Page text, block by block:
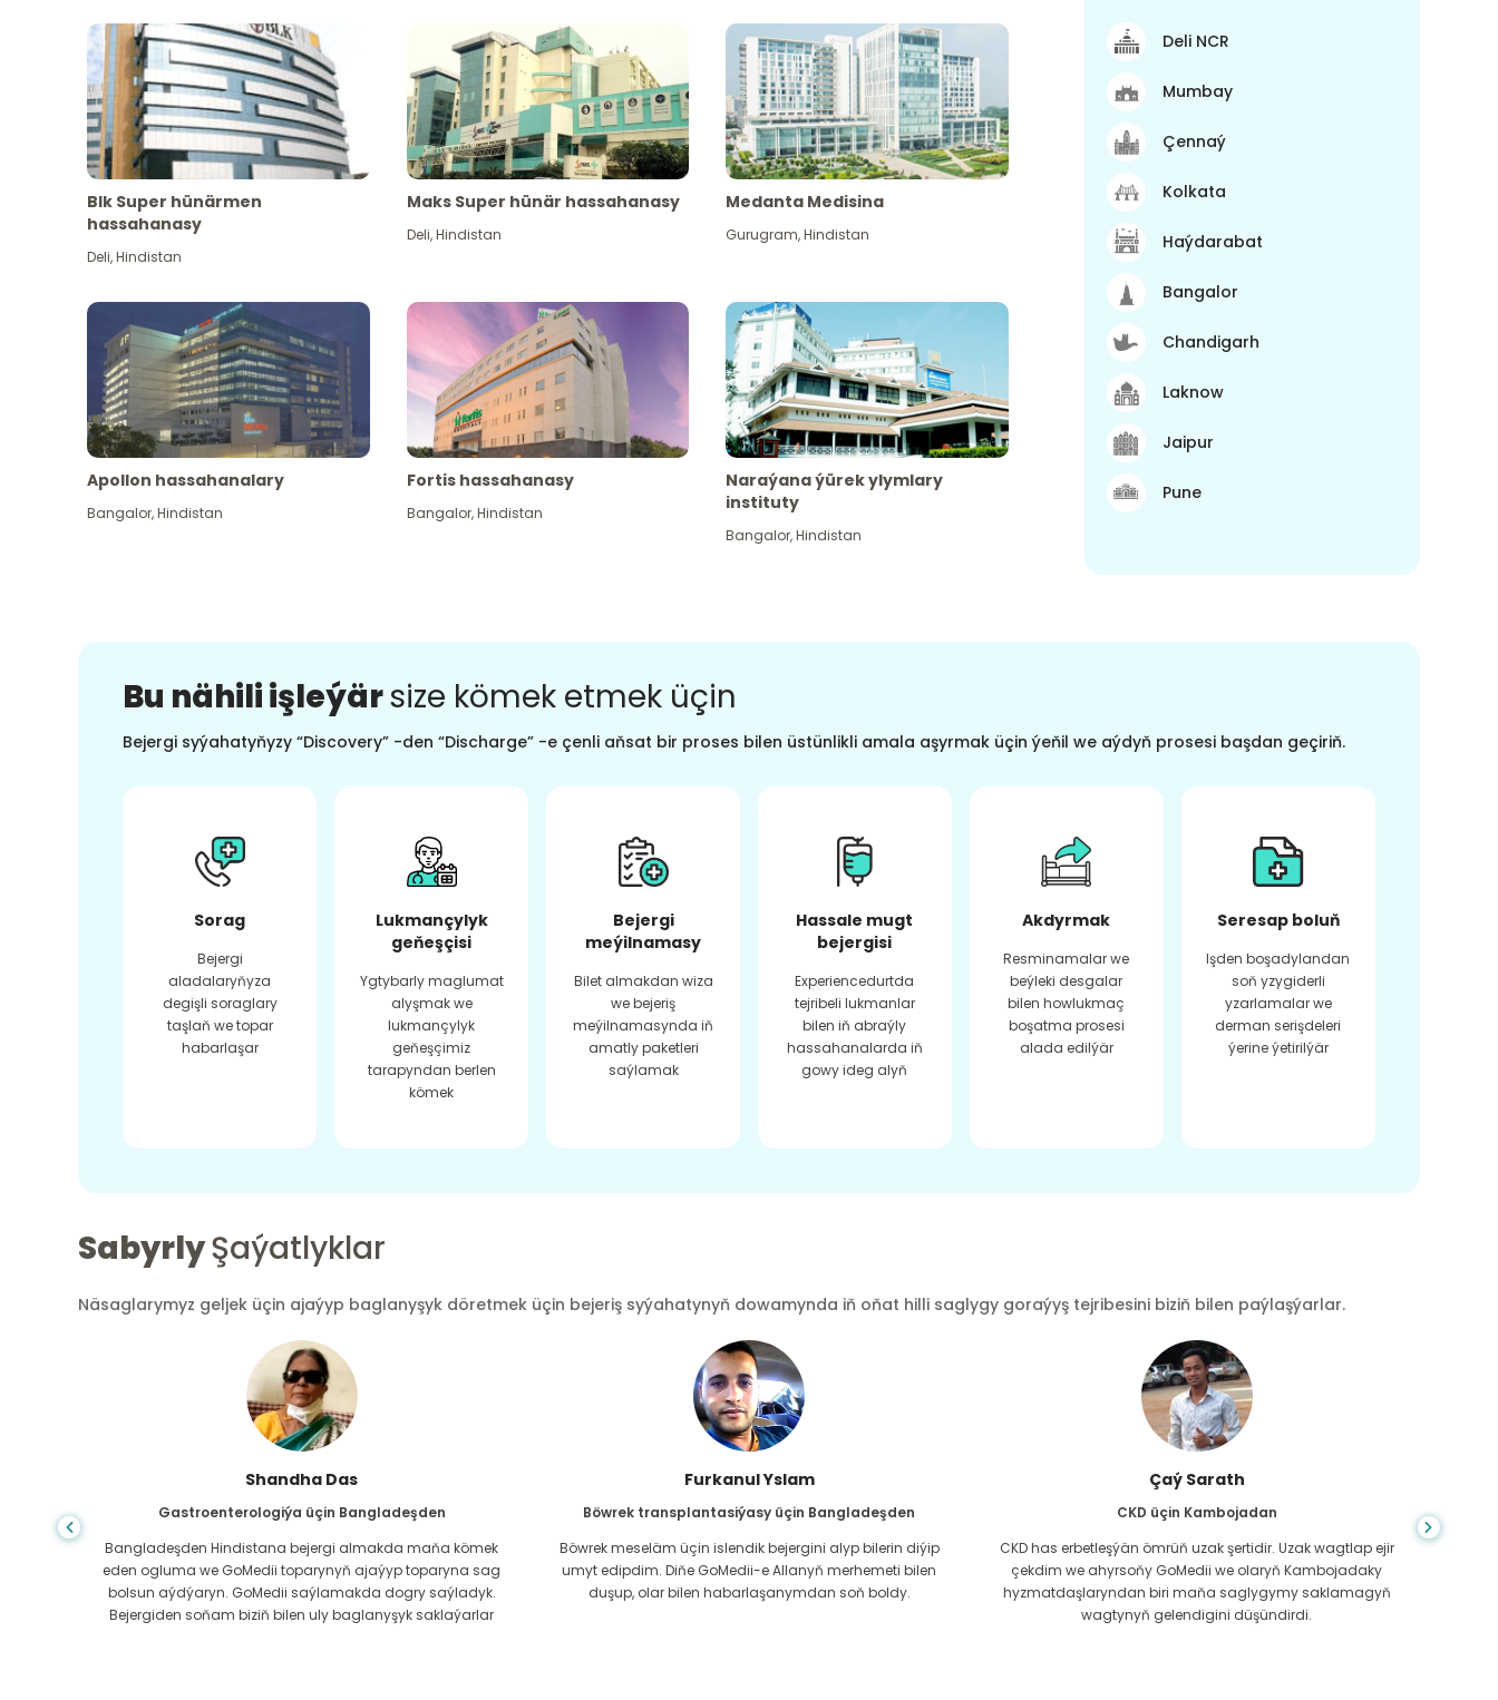
Blk Super hünärmen
hassahanasy
Deli,Hindistan
Maks Super hünär hassahanasy
Deli,Hindistan
Medanta Medisina
Gurugram,Hindistan
Apollon hassahanalary
Bangalor,Hindistan
Fortis hassahanasy
Bangalor,Hindistan
Naraýana ýürek ylymlary
instituty
Bangalor,Hindistan
Deli NCR
Mumbay
Çennaý
Kolkata
Haýdarabat
Bangalor
Chandigarh
Laknow
Jaipur
Pune
Bu nähili işleýärsize kömek etmek üçin
Bejergi syýahatyňyzy “Discovery” -den “Discharge” -e çenli aňsat bir proses bilen üstünlikli amala aşyrmak üçin ýeňil we aýdyň prosesi başdan geçiriň.
Sorag
Bejergi
aladalaryňyza
degişli soraglary
taşlaň we topar
habarlaşar
Lukmançylyk
geňeşçisi
Ygtybarly maglumat
alyşmak we
lukmançylyk
geňeşçimiz
tarapyndan berlen
kömek
Bejergi
meýilnamasy
Bilet almakdan wiza
we bejeriş
meýilnamasynda iň
amatly paketleri
saýlamak
Hassale mugt
bejergisi
Experiencedurtda
tejribeli lukmanlar
bilen iň abraýly
hassahanalarda iň
gowy ideg alyň
Akdyrmak
Resminamalar we
beýleki desgalar
bilen howlukmaç
boşatma prosesi
alada edilýär
Seresap boluň
Işden boşadylandan
soň yzygiderli
yzarlamalar we
derman serişdeleri
ýerine ýetirilýär
SabyrlyŞaýatlyklar
Näsaglarymyz geljek üçin ajaýyp baglanyşyk döretmek üçin bejeriş syýahatynyň dowamynda iň oňat hilli saglygy goraýyş tejribesini biziň bilen paýlaşýarlar.
Shandha Das
Gastroenterologiýa üçin Bangladeşden
Bangladeşden Hindistana bejergi almakda maňa kömek
eden ogluma we GoMedii toparynyň ajaýyp toparyna sag
bolsun aýdýaryn. GoMedii saýlamakda dogry saýladyk.
Bejergiden soňam biziň bilen uly baglanyşyk saklaýarlar
Furkanul Yslam
Böwrek transplantasiýasy üçin Bangladeşden
Böwrek meseläm üçin islendik bejergini alyp bilerin diýip
umyt edipdim. Diňe GoMedii-e Allanyň merhemeti bilen
duşup, olar bilen habarlaşanymdan soň boldy.
Çaý Sarath
CKD üçin Kambojadan
CKD has erbetleşýän ömrüň uzak şertidir. Uzak wagtlap ejir
çekdim we ahyrsoňy GoMedii we olaryň Kambojadaky
hyzmatdaşlaryndan biri maňa saglygymy saklamagyň
wagtynyň gelendigini düşündirdi.